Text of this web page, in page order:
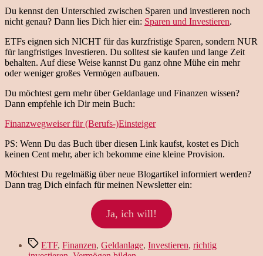
Du kennst den Unterschied zwischen Sparen und investieren noch
nicht genau? Dann lies Dich hier ein: Sparen und Investieren.
ETFs eignen sich NICHT für das kurzfristige Sparen, sondern NUR
für langfristiges Investieren. Du solltest sie kaufen und lange Zeit
behalten. Auf diese Weise kannst Du ganz ohne Mühe ein mehr
oder weniger großes Vermögen aufbauen.
Du möchtest gern mehr über Geldanlage und Finanzen wissen?
Dann empfehle ich Dir mein Buch:
Finanzwegweiser für (Berufs-)Einsteiger
PS: Wenn Du das Buch über diesen Link kaufst, kostet es Dich
keinen Cent mehr, aber ich bekomme eine kleine Provision.
Möchtest Du regelmäßig über neue Blogartikel informiert werden?
Dann trag Dich einfach für meinen Newsletter ein:
Ja, ich will!
Schlagwörter
ETF, Finanzen, Geldanlage, Investieren, richtig